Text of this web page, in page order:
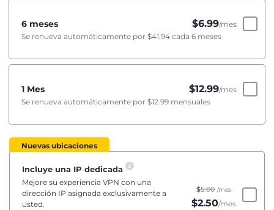
6 meses $6.99/mes
Se renueva automáticamente por $41.94 cada 6 meses
1 Mes $12.99/mes
Se renueva automáticamente por $12.99 mensuales
Nuevas ubicaciones
Incluye una IP dedicada
Mejore su experiencia VPN con una
dirección IP asignada exclusivamente a
usted.
$5.00 /mes
$2.50/mes